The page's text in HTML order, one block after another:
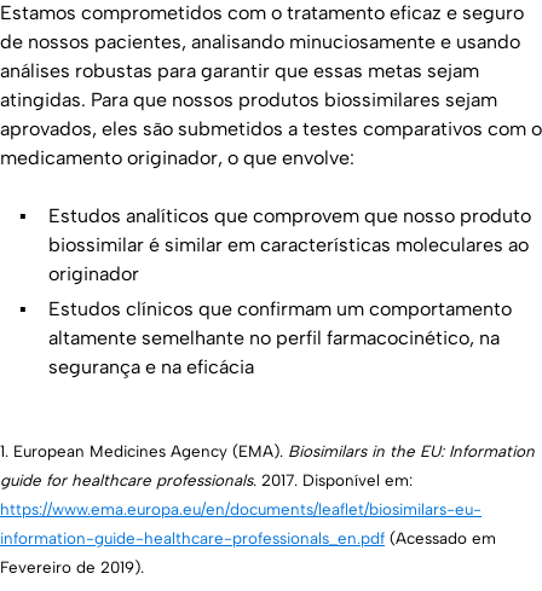
Estamos comprometidos com o tratamento eficaz e seguro
de nossos pacientes, analisando minuciosamente e usando
análises robustas para garantir que essas metas sejam
atingidas. Para que nossos produtos biossimilares sejam
aprovados, eles são submetidos a testes comparativos com o
medicamento originador, o que envolve:
Estudos analíticos que comprovem que nosso produto
biossimilar é similar em características moleculares ao
originador
Estudos clínicos que confirmam um comportamento
altamente semelhante no perfil farmacocinético, na
segurança e na eficácia
1. European Medicines Agency (EMA). Biosimilars in the EU: Information
guide for healthcare professionals. 2017. Disponível em:
https://www.ema.europa.eu/en/documents/leaflet/biosimilars-eu-
information-guide-healthcare-professionals_en.pdf (Acessado em
Fevereiro de 2019).